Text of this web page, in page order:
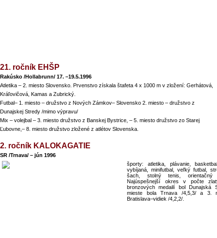
21. ročník EHŠP
Rakúsko /Hollabrunn/ 17. –19.5.1996
Atletika – 2. miesto Slovensko. Prvenstvo získala štafeta 4 x 1000 m v zložení: Gerhátová,
Kráľovičová, Kamas a Zubrický.
Futbal– 1. miesto – družstvo z Nových Zámkov– Slovensko 2. miesto – družstvo z
Dunajskej Stredy /mimo výpravu/
Mix – volejbal – 3. miesto družstvo z Banskej Bystrice, – 5. miesto družstvo zo Starej
Ľubovne,– 8. miesto družstvo zložené z atlétov Slovenska.
2. ročník KALOKAGATIE
SR /Trnava/ – jún 1996
športy: atletika, plávanie,
vybíjaná, minifutbal, veľký futbal,
šach, stolný tenis,
Najúspešnejší okres v počte
bronzových medailí bol Dunajská
mieste bola Trnava /4,5,3/ a 3.
Bratislava–vidiek /4,2,2/.